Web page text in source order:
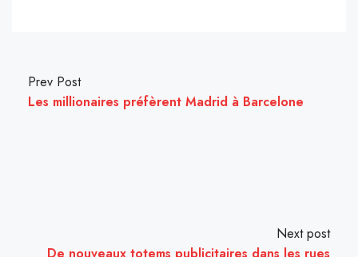
Prev Post
Les millionaires préfèrent Madrid à Barcelone
Next post